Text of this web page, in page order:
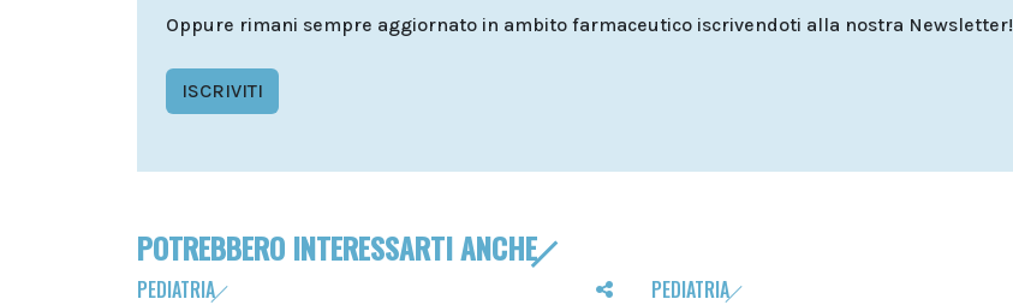
Oppure rimani sempre aggiornato in ambito farmaceutico iscrivendoti alla nostra Newsletter!
ISCRIVITI
POTREBBERO INTERESSARTI ANCHE
PEDIATRIA PEDIATRIA